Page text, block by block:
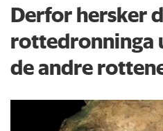
Derfor hersker
rottedronninga
de andre